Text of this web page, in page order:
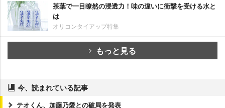
茶葉で一目瞭然の浸透力！味の違いに衝撃を受ける水と
は
オリコンタイアップ特集
もっと見る
今、読まれている記事
テオくん、加藤乃愛との破局を発表